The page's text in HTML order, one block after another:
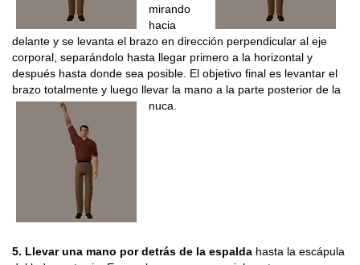
mirando
hacia
delante y se levanta el brazo en dirección perpendicular al eje
corporal, separándolo hasta llegar primero a la horizontal y
después hasta donde sea posible. El objetivo final es levantar el
brazo totalmente y luego llevar la mano a la parte posterior de la
nuca.
5. Llevar una mano por detrás de la espalda hasta la escápula